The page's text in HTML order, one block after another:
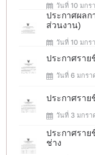
วันที่ 10 มกร
ประกาศผลก
ส่วนงาน)
วันที่ 10 มกร
ประกาศรา
วันที่ 6 มกรา
ประกาศราย
วันที่ 3 มกรา
ประกาศรา
ช่าง